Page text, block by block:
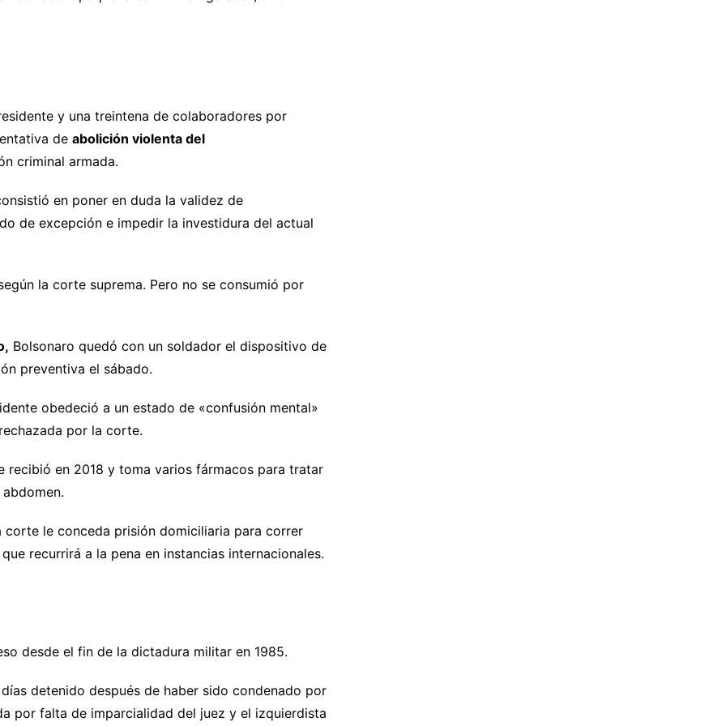
y una treintena de colaboradores por
de abolición violenta del
criminal armada.
en poner en duda la validez de
de excepción e impedir la investidura del actual
la corte suprema. Pero no se consumió por
Bolsonaro quedó con un soldador el dispositivo de
preventiva el sábado.
obedeció a un estado de «confusión mental»
por la corte.
recibió en 2018 y toma varios fármacos para tratar
le conceda prisión domiciliaria para correr
recurrirá a la pena en instancias internacionales.
desde el fin de la dictadura militar en 1985.
detenido después de haber sido condenado por
por falta de imparcialidad del juez y el izquierdista